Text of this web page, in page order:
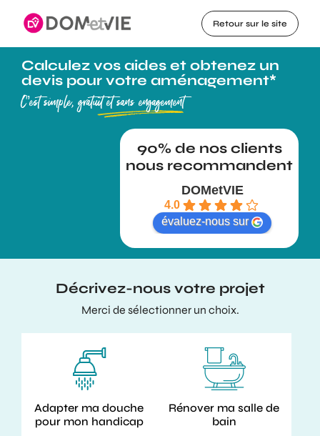
Retour sur le site
Calculez vos aides et obtenez un
devis pour votre aménagement*
C’est simple, gratuit et sans engagement
DOMetVIE
4.0
évaluez-nous sur
Décrivez-nous votre projet
Merci de sélectionner un choix.
Adapter ma douche
pour mon handicap
Rénover ma salle de
bain